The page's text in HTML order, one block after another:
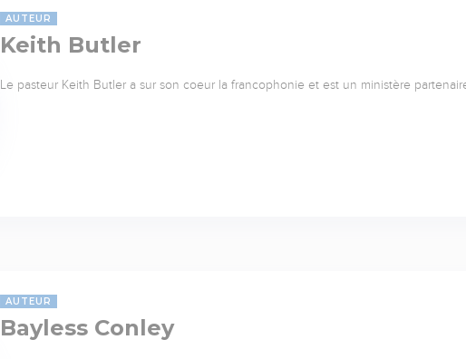
AUTEUR
Keith Butler
Le pasteur Keith Butler a sur son coeur la francophonie et est un ministère
AUTEUR
Bayless Conley